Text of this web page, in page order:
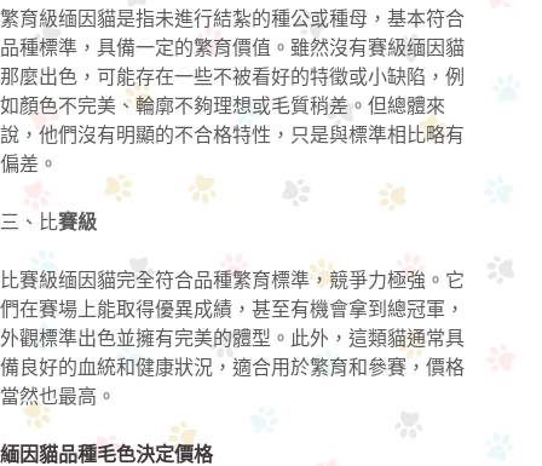
繁育級缅因貓是指未進行結紮的種公或種母，基本符合
品種標準，具備一定的繁育價值。雖然沒有賽級缅因貓
那麼出色，可能存在一些不被看好的特徵或小缺陷，例
如顏色不完美、輪廓不夠理想或毛質稍差。但總體來
說，他們沒有明顯的不合格特性，只是與標準相比略有
偏差。
三、比賽級
比賽級缅因貓完全符合品種繁育標準，競爭力極強。它
們在賽場上能取得優異成績，甚至有機會拿到總冠軍，
外觀標準出色並擁有完美的體型。此外，這類貓通常具
備良好的血統和健康狀況，適合用於繁育和參賽，價格
當然也最高。
緬因貓品種毛色決定價格